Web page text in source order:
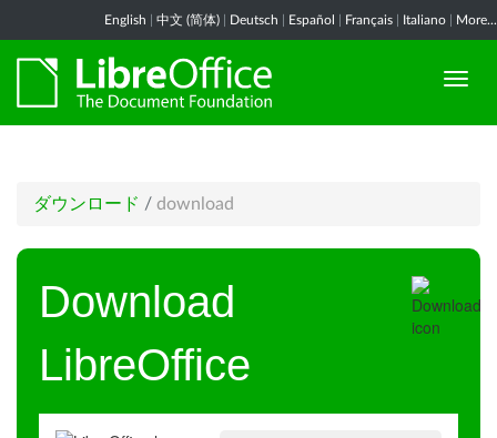
English 中文 (简体) Deutsch Español Français Italiano More...
ダウンロード / download
Download
LibreOffice